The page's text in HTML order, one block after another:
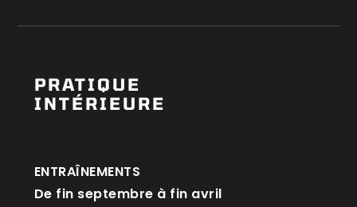
PRATIQUE
INTÉRIEURE
ENTRAÎNEMENTS
De fin septembre à fin avril